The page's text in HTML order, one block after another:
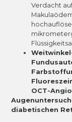
Verdacht
OCT-
diabetischen